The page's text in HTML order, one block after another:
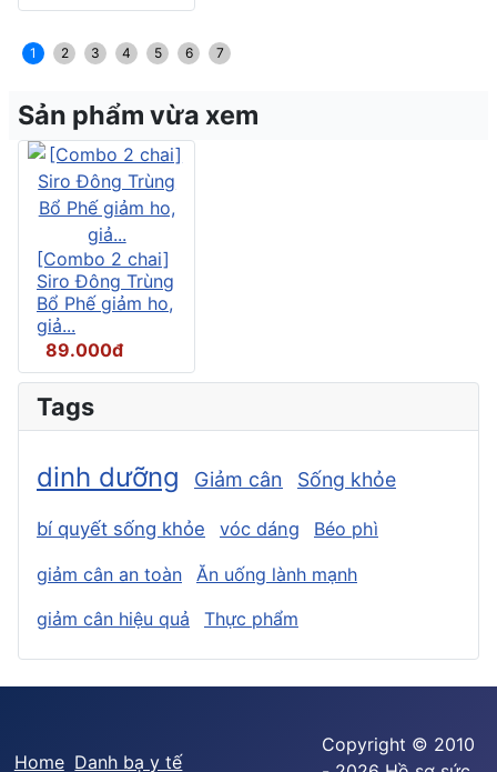
1 2 3 4 5 6 7
Sản phẩm vừa xem
[Combo 2 chai]
Siro Đông Trùng
Bổ Phế giảm ho,
giả...
89.000đ
Tags
dinh dưỡng Giảm cân Sống khỏe
bí quyết sống khỏe vóc dáng Béo phì
giảm cân an toàn
Ăn uống lành mạnh
giảm cân hiệu quả
Thực phẩm
Home Danh bạ y tế
Copyright © 2010